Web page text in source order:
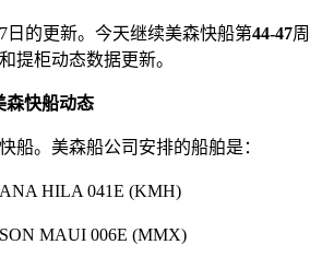
日的更新。今天继续美森快船第44-47周
提柜动态数据更新。
森快船动态
船。美森船公司安排的船舶是：
HILA 041E (KMH)
MAUI 006E (MMX)